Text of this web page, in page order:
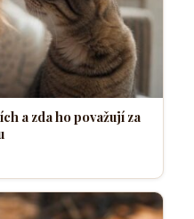
a zda ho považují za